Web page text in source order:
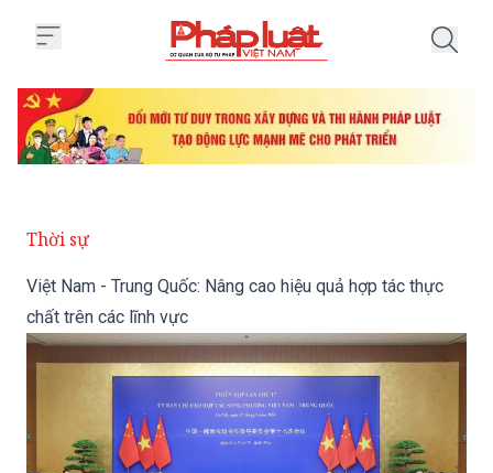
Thời sự
Việt Nam - Trung Quốc: Nâng cao hiệu quả hợp tác thực
chất trên các lĩnh vực